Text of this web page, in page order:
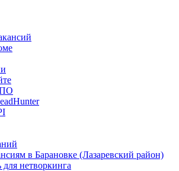
ПО
в Барановке (Лазаревский район)
для нетворкинга